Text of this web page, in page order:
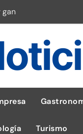
una jugada gratis
Turismo